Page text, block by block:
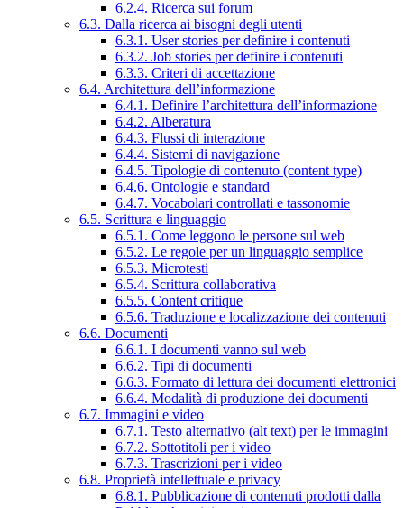
6.2.4. Ricerca sui forum
6.3. Dalla ricerca ai bisogni degli utenti
6.3.1. User stories per definire i contenuti
6.3.2. Job stories per definire i contenuti
6.3.3. Criteri di accettazione
6.4. Architettura dell’informazione
6.4.1. Definire l’architettura dell’informazione
6.4.2. Alberatura
6.4.3. Flussi di interazione
6.4.4. Sistemi di navigazione
6.4.5. Tipologie di contenuto (content type)
6.4.6. Ontologie e standard
6.4.7. Vocabolari controllati e tassonomie
6.5. Scrittura e linguaggio
6.5.1. Come leggono le persone sul web
6.5.2. Le regole per un linguaggio semplice
6.5.3. Microtesti
6.5.4. Scrittura collaborativa
6.5.5. Content critique
6.5.6. Traduzione e localizzazione dei contenuti
6.6. Documenti
6.6.1. I documenti vanno sul web
6.6.2. Tipi di documenti
6.6.3. Formato di lettura dei documenti elettronici
6.6.4. Modalità di produzione dei documenti
6.7. Immagini e video
6.7.1. Testo alternativo (alt text) per le immagini
6.7.2. Sottotitoli per i video
6.7.3. Trascrizioni per i video
6.8. Proprietà intellettuale e privacy
6.8.1. Pubblicazione di contenuti prodotti dalla